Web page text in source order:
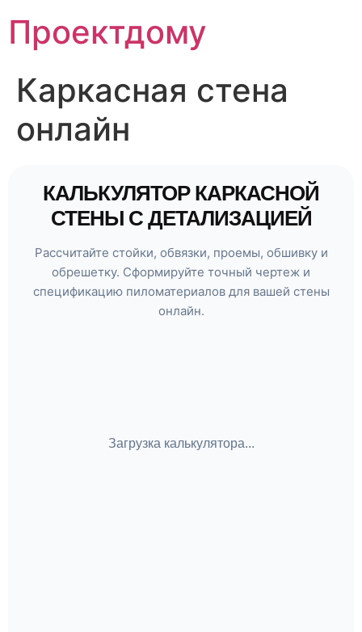
содержимому
Проектдому
Каркасная стена
онлайн
КАЛЬКУЛЯТОР КАРКАСНОЙ
СТЕНЫ С ДЕТАЛИЗАЦИЕЙ
Рассчитайте стойки, обвязки, проемы, обшивку и
обрешетку. Сформируйте точный чертеж и
спецификацию пиломатериалов для вашей стены
онлайн.
Загрузка калькулятора...